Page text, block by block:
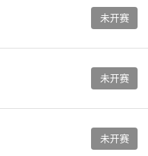
未开赛
未开赛
未开赛